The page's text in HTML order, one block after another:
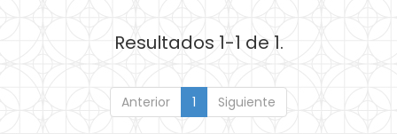
Resultados 1-1 de 1.
Anterior 1 Siguiente